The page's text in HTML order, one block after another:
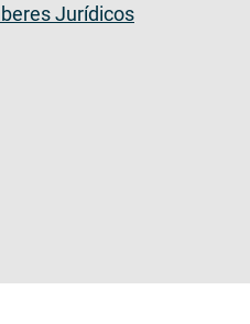
Jurídicos